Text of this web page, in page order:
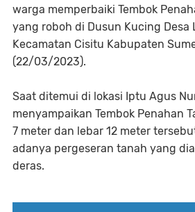
warga memperbaiki Tembok
yang roboh di Dusun Kucing Desa
Kecamatan Cisitu Kabupaten
(22/03/2023).
Saat ditemui di lokasi Iptu Agus
menyampaikan Tembok Penahan
7 meter dan lebar 12 meter
adanya pergeseran tanah yang
deras.